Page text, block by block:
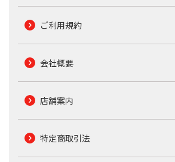
ご利用規約
会社概要
店舗案内
特定商取引法